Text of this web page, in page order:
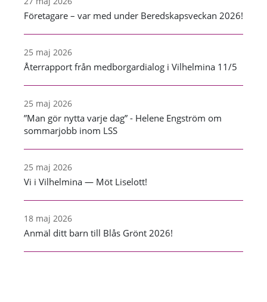
Företagare – var med under Beredskapsveckan 2026!
25 maj 2026
Återrapport från medborgardialog i Vilhelmina 11/5
25 maj 2026
”Man gör nytta varje dag” - Helene Engström om
sommarjobb inom LSS
25 maj 2026
Vi i Vilhelmina — Möt Liselott!
18 maj 2026
Anmäl ditt barn till Blås Grönt 2026!